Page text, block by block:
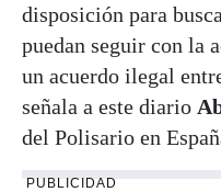
disposición para
puedan seguir con la
un acuerdo ilegal
señala a este diario
del Polisario en
PUBLICIDAD